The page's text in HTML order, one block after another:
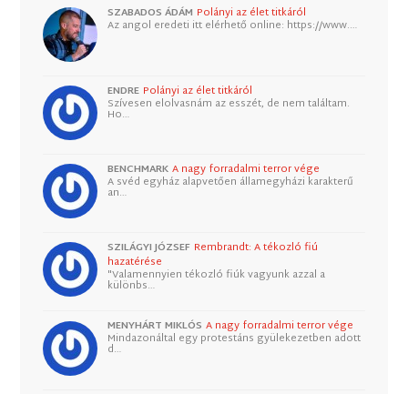
SZABADOS ÁDÁM Polányi az élet titkáról
Az angol eredeti itt elérhető online: https://www.…
ENDRE Polányi az élet titkáról
Szívesen elolvasnám az esszét, de nem találtam.
Ho…
BENCHMARK A nagy forradalmi terror vége
A svéd egyház alapvetően államegyházi karakterű
an…
SZILÁGYI JÓZSEF Rembrandt: A tékozló fiú
hazatérése
"Valamennyien tékozló fiúk vagyunk azzal a
különbs…
MENYHÁRT MIKLÓS A nagy forradalmi terror vége
Mindazonáltal egy protestáns gyülekezetben adott
d…